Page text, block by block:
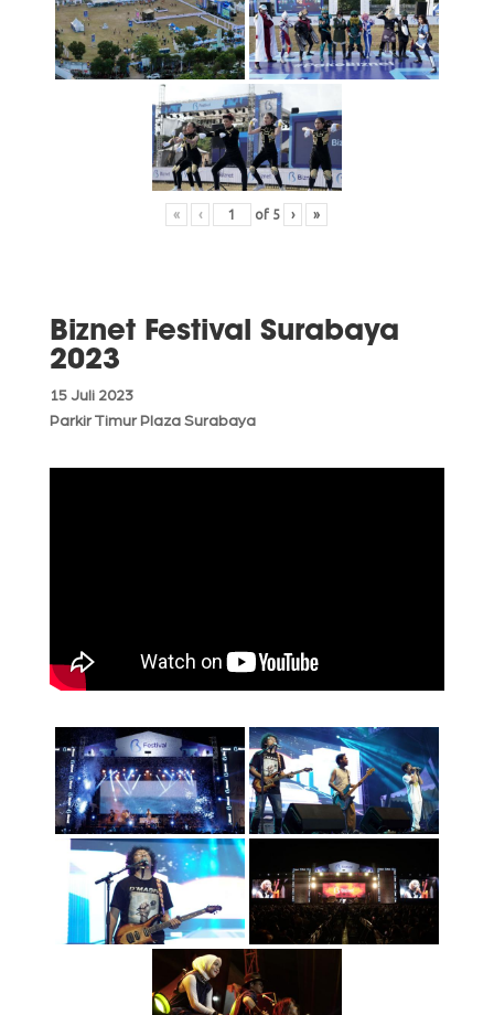
« ‹ of 5 › »
Biznet Festival Surabaya
2023
15 Juli 2023
Parkir Timur Plaza Surabaya